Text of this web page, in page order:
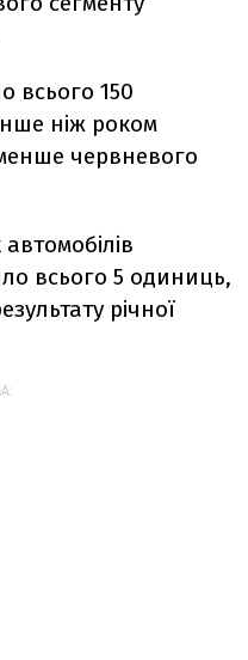
всього 150
ніж роком
червневого
всього 5 одиниць,
річної